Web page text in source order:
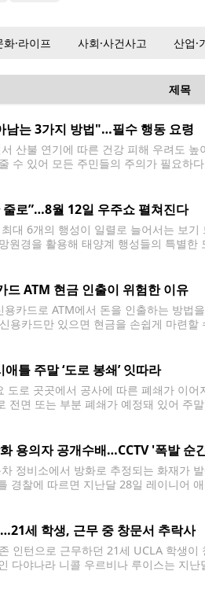
화·라이프 사회·사건사고 산업·
제목
남는 3가지 방법"…필수 행동 요령
산불 연기에 따른 건강 피해 우려도
수 있어 모든 주민들의 주의가 필요하
로”…8월 12일 우주쇼 펼쳐진다
대 6개의 행성이 일렬로 늘어서는 보
원경을 활용해 태양계 행성들의 특별
드 ATM 현금 인출이 위험한 이유
카드로 ATM에서 돈을 인출하는 방법
용카드만 있으면 현금을 손쉽게 마련
틀 주말 ‘도로 봉쇄’ 잇따라
도로 곳곳에서 공사에 따른 폐쇄가 이
전면 또는 부분 폐쇄가 예정돼 있어 주
용의자 공개수배…CCTV '폭발 순
정비소에서 방화로 추정되는 화재가
경찰에 따르면 지난달 28일 레이니어
세 학생, 근무 중 창문서 추락사
인턴으로 근무하던 21세 UCLA 학생
다야나라 니콜 우르비나 루이스는 지